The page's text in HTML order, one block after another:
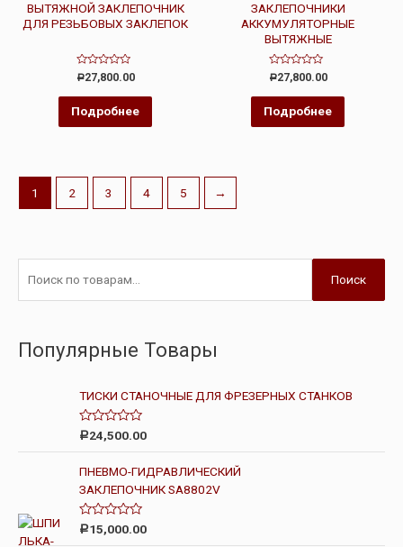
ВЫТЯЖНОЙ ЗАКЛЕПОЧНИК
ДЛЯ РЕЗЬБОВЫХ ЗАКЛЕПОК
Оценка
0
из
Р27,800.00
Подробнее
ЗАКЛЕПОЧНИКИ
АККУМУЛЯТОРНЫЕ
ВЫТЯЖНЫЕ
Оценка
0
из
Р27,800.00
Подробнее
1 2 3 4 5 →
Поиск
Популярные Товары
ТИСКИ СТАНОЧНЫЕ ДЛЯ ФРЕЗЕРНЫХ СТАНКОВ
О
е
н
к
а
0
и
з
Р24,500.00
ПНЕВМО-ГИДРАВЛИЧЕСКИЙ
ЗАКЛЕПОЧНИК SA8802V
О
Р15,000.00